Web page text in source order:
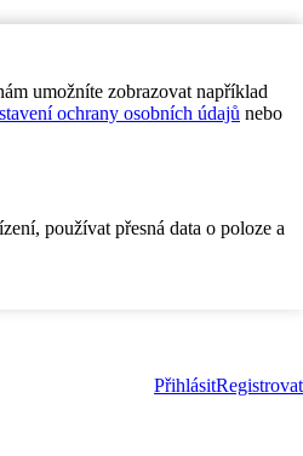
umožníte zobrazovat například
ochrany osobních údajů nebo
používat přesná data o poloze a
PřihlásitRegistrovat